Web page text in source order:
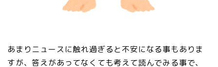
あまりニュースに触れ過ぎると不安になる事もありま
すが、答えがあってなくても考えて読んでみる事で、